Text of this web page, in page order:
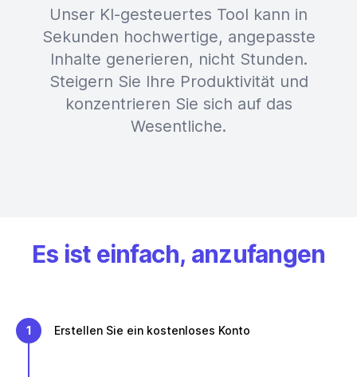
Unser KI-gesteuertes Tool kann in
Sekunden hochwertige, angepasste
Inhalte generieren, nicht Stunden.
Steigern Sie Ihre Produktivität und
konzentrieren Sie sich auf das
Wesentliche.
Es ist einfach, anzufangen
1 Erstellen Sie ein kostenloses Konto